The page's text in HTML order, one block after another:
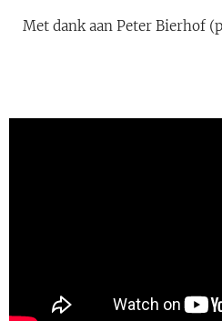
Met dank aan Peter Bierhof